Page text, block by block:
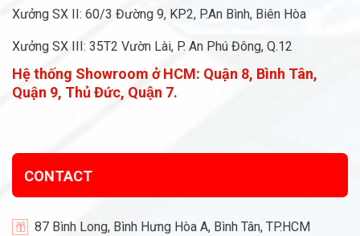
Xưởng SX II: 60/3 Đường 9, KP2, P.An Bình, Biên Hòa
Xưởng SX III: 35T2 Vườn Lài, P. An Phú Đông, Q.12
Hệ thống Showroom ở HCM: Quận 8, Bình Tân,
Quận 9, Thủ Đức, Quận 7.
CONTACT
87 Bình Long, Bình Hưng Hòa A, Bình Tân, TP.HCM